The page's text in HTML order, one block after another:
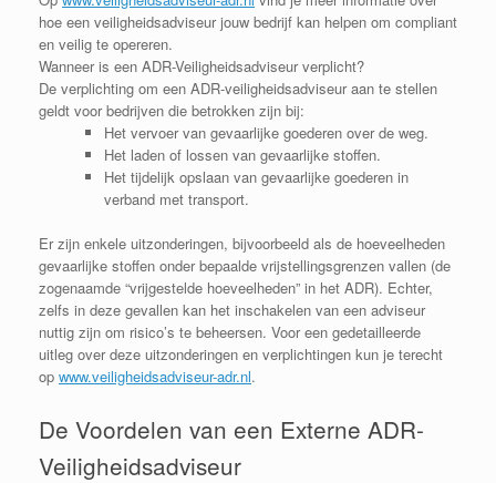
hoe een veiligheidsadviseur jouw bedrijf kan helpen om compliant
en veilig te opereren.
Wanneer is een ADR-Veiligheidsadviseur verplicht?
De verplichting om een ADR-veiligheidsadviseur aan te stellen
geldt voor bedrijven die betrokken zijn bij:
Het vervoer van gevaarlijke goederen over de weg.
Het laden of lossen van gevaarlijke stoffen.
Het tijdelijk opslaan van gevaarlijke goederen in
verband met transport.
Er zijn enkele uitzonderingen, bijvoorbeeld als de hoeveelheden
gevaarlijke stoffen onder bepaalde vrijstellingsgrenzen vallen (de
zogenaamde “vrijgestelde hoeveelheden” in het ADR). Echter,
zelfs in deze gevallen kan het inschakelen van een adviseur
nuttig zijn om risico’s te beheersen. Voor een gedetailleerde
uitleg over deze uitzonderingen en verplichtingen kun je terecht
op www.veiligheidsadviseur-adr.nl.
De Voordelen van een Externe ADR-
Veiligheidsadviseur